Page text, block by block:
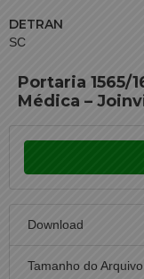
DETRAN
SC
Portaria 1565/
Médica –
Download
Tamanho do Arquivo